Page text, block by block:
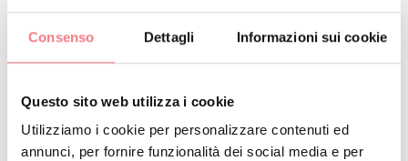
Consenso Dettagli Informazioni sui cookie
Questo sito web utilizza i cookie
Utilizziamo i cookie per personalizzare contenuti ed
annunci, per fornire funzionalità dei social media e per
Make, Cassaforte, Telefono.
più soffice. Le ciabattine contribuiscono alla comodità